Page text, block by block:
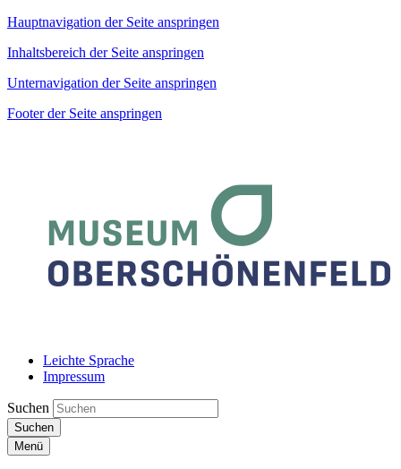
Hauptnavigation der Seite anspringen
Inhaltsbereich der Seite anspringen
Unternavigation der Seite anspringen
Footer der Seite anspringen
Leichte Sprache
Impressum
Suchen
Suchen
Menü